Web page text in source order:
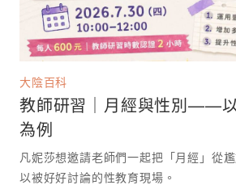
大陰百科
教師研習｜月經與性別——
為例
凡妮莎想邀請老師們一起把「月經」從